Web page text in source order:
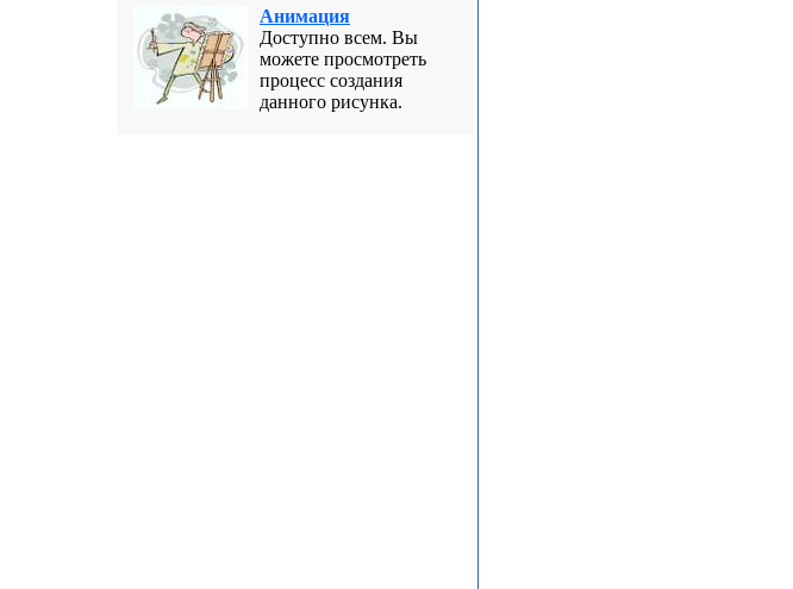
Анимация
Доступно всем. Вы
можете просмотреть
процесс создания
данного рисунка.